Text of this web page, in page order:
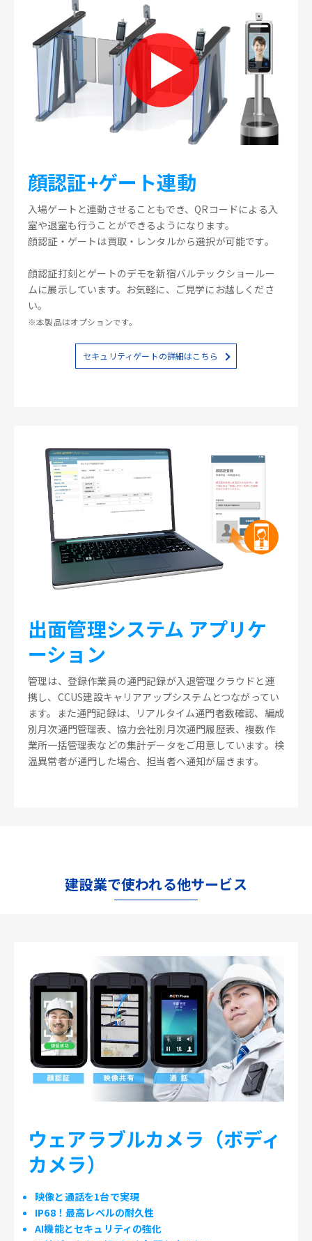
顔認証+ゲート連動
入場ゲートと連動させることもでき、QRコードによる入
室や退室も行うことができるようになります。
顔認証・ゲートは買取・レンタルから選択が可能です。
顔認証打刻とゲートのデモを新宿バルテックショールー
ムに展示しています。お気軽に、ご見学にお越しくださ
い。
※本製品はオプションです。
セキュリティゲートの詳細はこちら
出面管理システム アプリケ
ーション
管理は、登録作業員の通門記録が入退管理クラウドと連
携し、CCUS建設キャリアアップシステムとつながってい
ます。また通門記録は、リアルタイム通門者数確認、編成
別月次通門管理表、協力会社別月次通門履歴表、複数作
業所一括管理表などの集計データをご用意しています。検
温異常者が通門した場合、担当者へ通知が届きます。
建設業で使われる他サービス
ウェアラブルカメラ（ボディ
カメラ）
映像と通話を1台で実現
IP68！最高レベルの耐久性
AI機能とセキュリティの強化